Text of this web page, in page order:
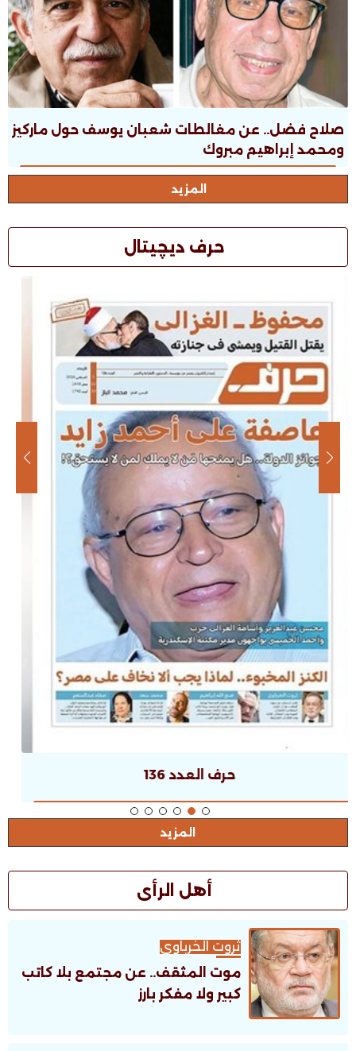
صلاح فضل.. عن مغالطات شعبان يوسف حول ماركيز
ومحمد إبراهيم مبروك
المزيد
حرف ديچيتال
حرف العدد 135
المزيد
أهل الرأى
ثروت الخرباوى
موت المثقف.. عن مجتمع بلا كاتب
كبير ولا مفكر بارز